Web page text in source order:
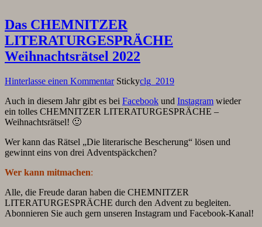
Das CHEMNITZER
LITERATURGESPRÄCHE
Weihnachtsrätsel 2022
Hinterlasse einen Kommentar Stickyclg_2019
Auch in diesem Jahr gibt es bei Facebook und Instagram wieder
ein tolles CHEMNITZER LITERATURGESPRÄCHE –
Weihnachtsrätsel! 🙂
Wer kann das Rätsel „Die literarische Bescherung“ lösen und
gewinnt eins von drei Adventspäckchen?
Wer kann mitmachen:
Alle, die Freude daran haben die CHEMNITZER
LITERATURGESPRÄCHE durch den Advent zu begleiten.
Abonnieren Sie auch gern unseren Instagram und Facebook-Kanal!